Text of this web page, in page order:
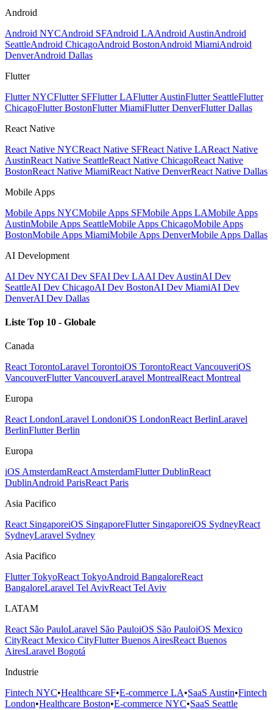
Android
Android NYCAndroid SFAndroid LAAndroid AustinAndroid
SeattleAndroid ChicagoAndroid BostonAndroid MiamiAndroid
DenverAndroid Dallas
Flutter
Flutter NYCFlutter SFFlutter LAFlutter AustinFlutter SeattleFlutter
ChicagoFlutter BostonFlutter MiamiFlutter DenverFlutter Dallas
React Native
React Native NYCReact Native SFReact Native LAReact Native
AustinReact Native SeattleReact Native ChicagoReact Native
BostonReact Native MiamiReact Native DenverReact Native Dallas
Mobile Apps
Mobile Apps NYCMobile Apps SFMobile Apps LAMobile Apps
AustinMobile Apps SeattleMobile Apps ChicagoMobile Apps
BostonMobile Apps MiamiMobile Apps DenverMobile Apps Dallas
AI Development
AI Dev NYCAI Dev SFAI Dev LAAI Dev AustinAI Dev
SeattleAI Dev ChicagoAI Dev BostonAI Dev MiamiAI Dev
DenverAI Dev Dallas
Liste Top 10 - Globale
Canada
React TorontoLaravel TorontoiOS TorontoReact VancouveriOS
VancouverFlutter VancouverLaravel MontrealReact Montreal
Europa
React LondonLaravel LondoniOS LondonReact BerlinLaravel
BerlinFlutter Berlin
Europa
iOS AmsterdamReact AmsterdamFlutter DublinReact
DublinAndroid ParisReact Paris
Asia Pacifico
React SingaporeiOS SingaporeFlutter SingaporeiOS SydneyReact
SydneyLaravel Sydney
Asia Pacifico
Flutter TokyoReact TokyoAndroid BangaloreReact
BangaloreLaravel Tel AvivReact Tel Aviv
LATAM
React São PauloLaravel São PauloiOS São PauloiOS Mexico
CityReact Mexico CityFlutter Buenos AiresReact Buenos
AiresLaravel Bogotá
Industrie
Fintech NYC•Healthcare SF•E-commerce LA•SaaS Austin•Fintech
London•Healthcare Boston•E-commerce NYC•SaaS Seattle